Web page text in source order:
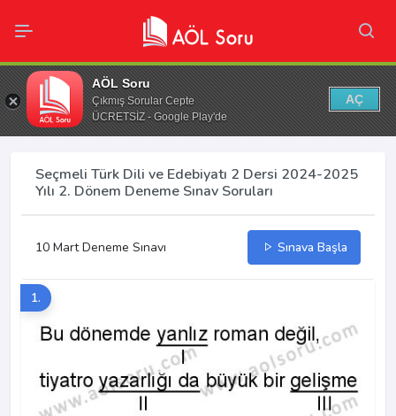
AÖL Soru
Çıkmış Sorular Cepte
ÜCRETSİZ - Google Play'de
AÇ
Seçmeli Türk Dili ve Edebiyatı 2 Dersi 2024-2025
Yılı 2. Dönem Deneme Sınav Soruları
10 Mart Deneme Sınavı Sınava Başla
1.